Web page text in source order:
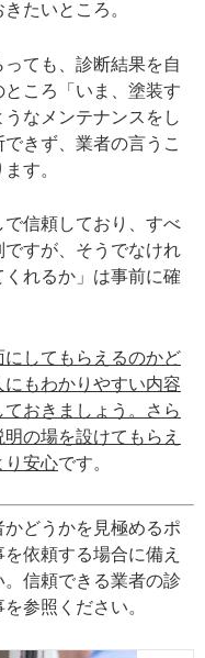
たいところ。
ても、診断結果を自
ころ「いま、塗装す
なメンテナンスをし
きず、業者の言うこ
す。
信頼しており、すべ
すが、そうでなけれ
れるか」は事前に確
にしてもらえるのかど
もわかりやすい内容
おきましょう。さら
の場を設けてもらえ
り安心です。
どうかを見極めるポ
依頼する場合に備え
信頼できる業者の診
参照ください。